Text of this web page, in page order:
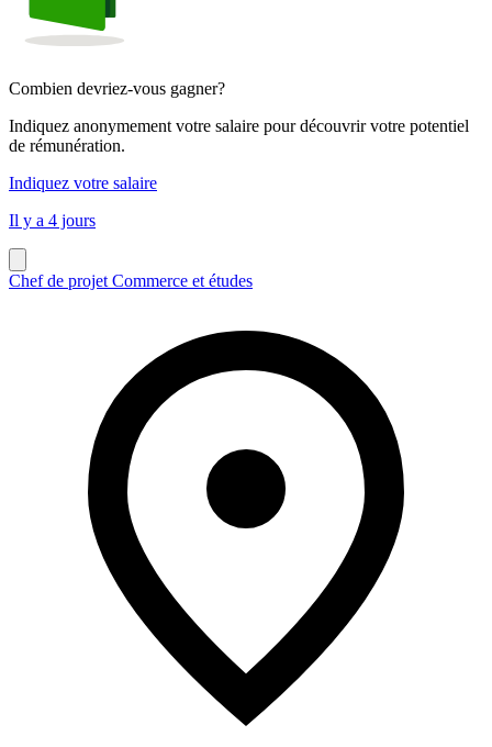
Combien devriez-vous gagner?
Indiquez anonymement votre salaire pour découvrir votre potentiel
de rémunération.
Indiquez votre salaire
Il y a 4 jours
Chef de projet Commerce et études